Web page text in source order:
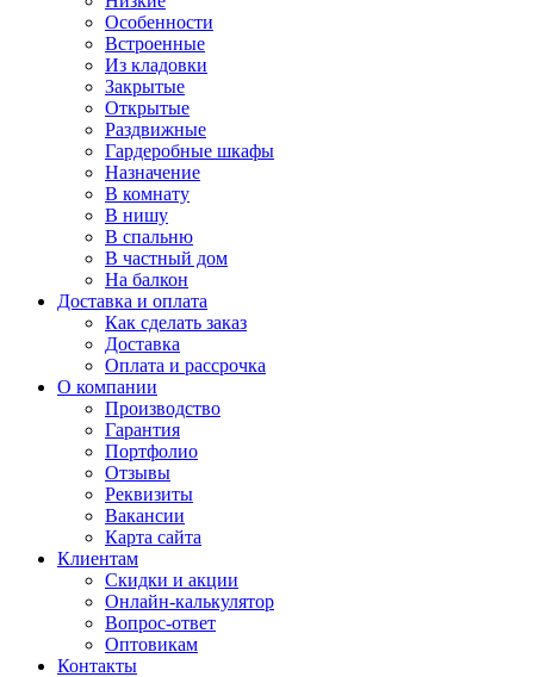
Особенности
Встроенные
Из кладовки
Закрытые
Открытые
Раздвижные
Гардеробные шкафы
Назначение
В комнату
В нишу
В спальню
В частный дом
На балкон
Доставка и оплата
Как сделать заказ
Доставка
Оплата и рассрочка
О компании
Производство
Гарантия
Портфолио
Отзывы
Реквизиты
Вакансии
Карта сайта
Клиентам
Скидки и акции
Онлайн-калькулятор
Вопрос-ответ
Оптовикам
Контакты